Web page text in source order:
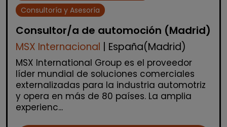
Consultoría y Asesoría
Consultor/a de automoción (Madrid)
MSX Internacional | España(Madrid)
MSX International Group es el proveedor
líder mundial de soluciones comerciales
externalizadas para la industria automotriz
y opera en más de 80 países. La amplia
experienc...